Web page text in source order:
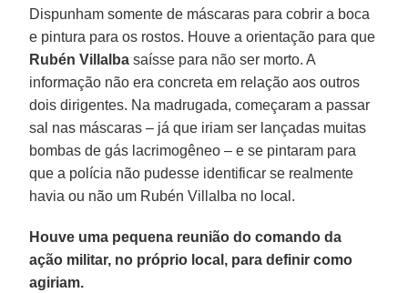
Dispunham somente de máscaras para cobrir a boca
e pintura para os rostos. Houve a orientação para que
Rubén Villalba saísse para não ser morto. A
informação não era concreta em relação aos outros
dois dirigentes. Na madrugada, começaram a passar
sal nas máscaras – já que iriam ser lançadas muitas
bombas de gás lacrimogêneo – e se pintaram para
que a polícia não pudesse identificar se realmente
havia ou não um Rubén Villalba no local.
Houve uma pequena reunião do comando da
ação militar, no próprio local, para definir como
agiriam.